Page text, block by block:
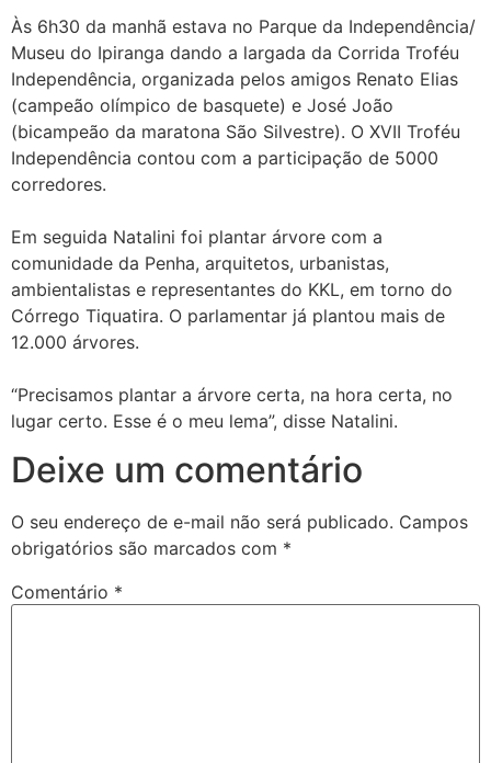
Às 6h30 da manhã estava no Parque da Independência/
Museu do Ipiranga dando a largada da Corrida Troféu
Independência, organizada pelos amigos Renato Elias
(campeão olímpico de basquete) e José João
(bicampeão da maratona São Silvestre). O XVII Troféu
Independência contou com a participação de 5000
corredores.
Em seguida Natalini foi plantar árvore com a
comunidade da Penha, arquitetos, urbanistas,
ambientalistas e representantes do KKL, em torno do
Córrego Tiquatira. O parlamentar já plantou mais de
12.000 árvores.
“Precisamos plantar a árvore certa, na hora certa, no
lugar certo. Esse é o meu lema”, disse Natalini.
Deixe um comentário
O seu endereço de e-mail não será publicado. Campos
obrigatórios são marcados com *
Comentário *